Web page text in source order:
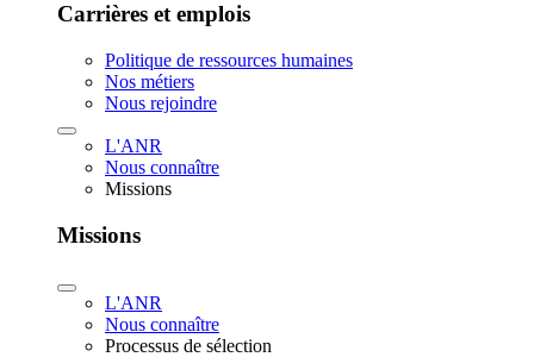
Carrières et emplois
Politique de ressources humaines
Nos métiers
Nous rejoindre
L'ANR
Nous connaître
Missions
Missions
L'ANR
Nous connaître
Processus de sélection